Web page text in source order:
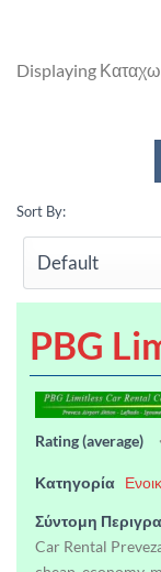
Displaying
Sort By:
PBG
Rating (average)
Κατηγορία
Σύντομη
Car Rental